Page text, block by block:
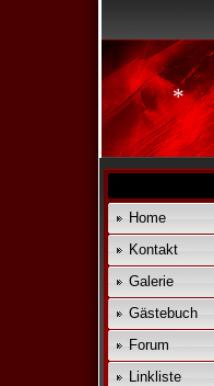
Home
Kontakt
Galerie
Gästebuch
Forum
Linkliste
*